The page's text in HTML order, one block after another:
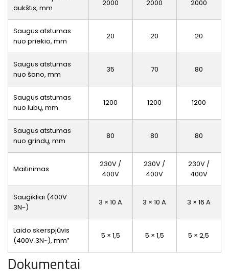
aukštis, mm
2000 2000 2000
Saugus atstumas
nuo priekio, mm
20 20 20
Saugus atstumas
nuo šono, mm
35 70 80
Saugus atstumas
nuo lubų, mm
1200 1200 1200
Saugus atstumas
nuo grindų, mm
80 80 80
Maitinimas
230V /
400V
230V /
400V
230V /
400V
Saugikliai (400V
3N~)
3 × 10 A 3 × 10 A 3 × 16 A
Laido skerspjūvis
(400V 3N~), mm²
5 × 1,5 5 × 1,5 5 × 2,5
Dokumentai